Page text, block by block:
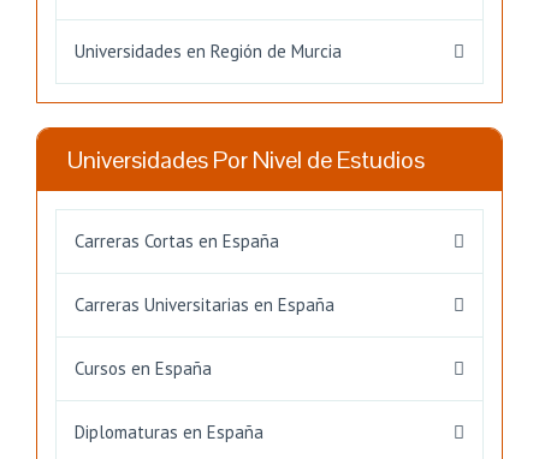
Universidades en Región de Murcia
Universidades Por Nivel de Estudios
Carreras Cortas en España
Carreras Universitarias en España
Cursos en España
Diplomaturas en España